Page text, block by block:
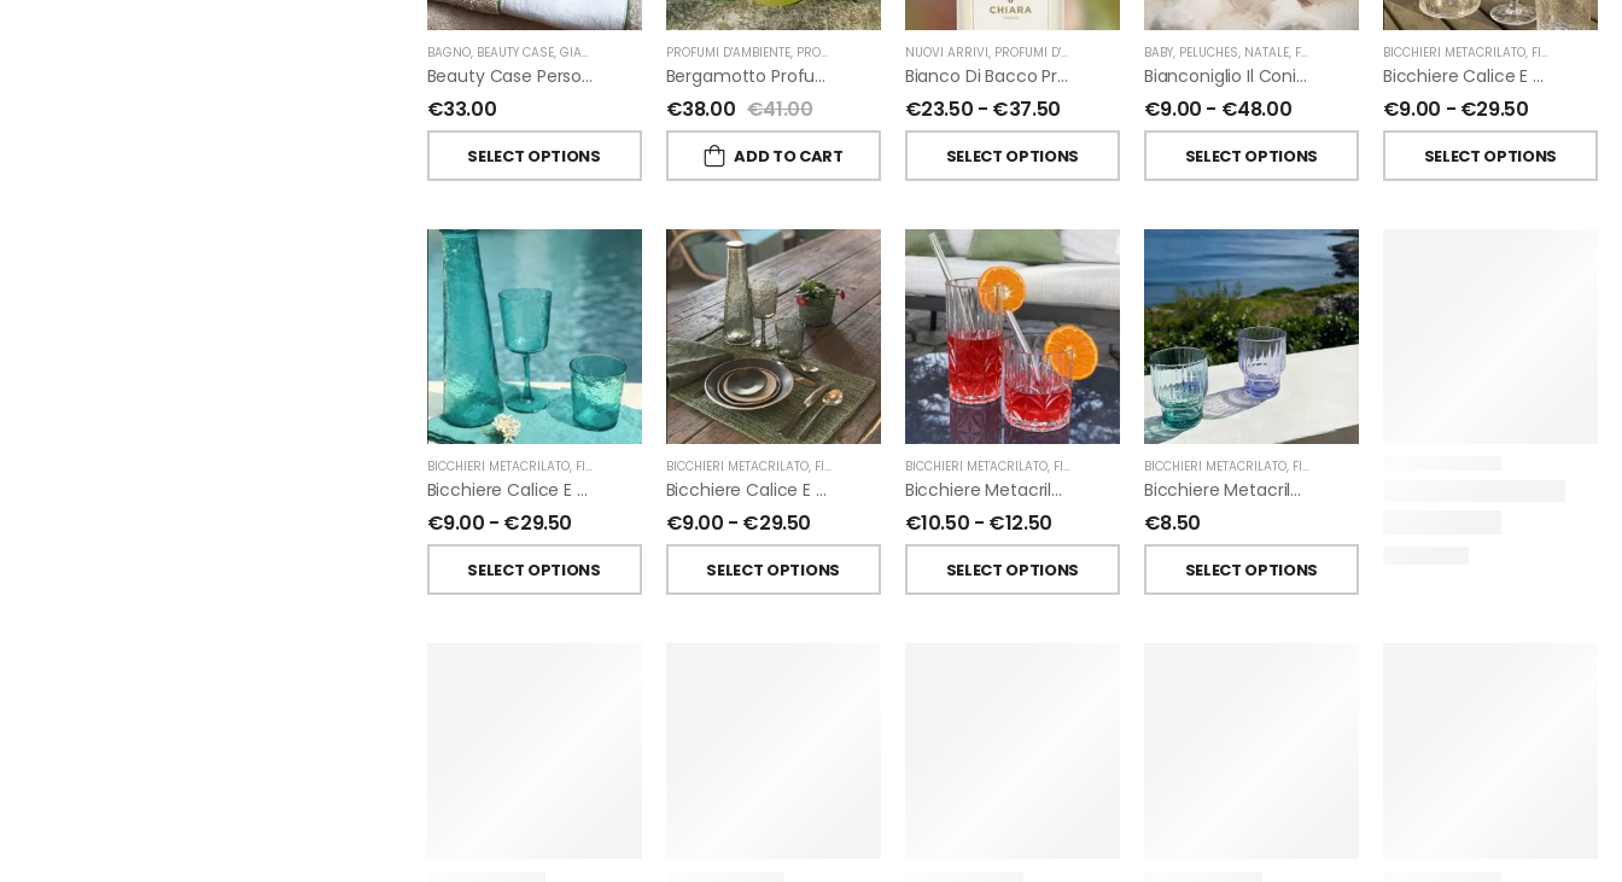
BAGNO, BEAUTY CASE, GIARDINO SEGRETO
Beauty Case Personalizzati In Lino Rigato Giardino Segreto
€33.00
SELECT OPTIONS
PROFUMI D'AMBIENTE, PROFUMI D'AMBIENTE FIORIRA' UN GIARDINO ,FIORIRA' UN GIARDINO
Bergamotto Profumo D’ambiente Di Fiorirà Un Giardino
€38.00 €41.00
ADD TO CART
NUOVI ARRIVI, PROFUMI D'AMBIENTE PROFUMATORI A BASTONCINI,CHIARA FIRENZE
Bianco Di Bacco Profumatori Per Ambiente A Bastoncini Di Chiara Firenze
€23.50 - €37.50
SELECT OPTIONS
BABY, PELUCHES, NATALE, FIORIRA' UN GIARDINO
Bianconiglio Il Coniglio Dalle Lunghe Orecchie H50 Cm Di Fiorirà Un Giardino
€9.00 - €48.00
SELECT OPTIONS
BICCHIERI METACRILATO, FIORIRA' UN GIARDINO
Bicchiere Calice E Bottiglia Metacrilati Effetto Martellato Trasparente Di Fiorirà Un Giardino
€9.00 - €29.50
SELECT OPTIONS
BICCHIERI METACRILATO, FIORIRA' UN GIARDINO
Bicchiere Calice E Bottiglia Metacrilati Effetto Martellato Turchese Di Fiorirà Un Giardino
€9.00 - €29.50
SELECT OPTIONS
BICCHIERI METACRILATO, FIORIRA' UN GIARDINO
Bicchiere Calice E Bottiglia Metacrilati Effetto Martellato Verde Di Fiorirà Un Giardino
€9.00 - €29.50
SELECT OPTIONS
BICCHIERI METACRILATO, FIORIRA' UN GIARDINO
Bicchiere Metacrilato Diamante Di Fiorirà Un Giardino
€10.50 - €12.50
SELECT OPTIONS
BICCHIERI METACRILATO, FIORIRA' UN GIARDINO
Bicchiere Metacrilato Righe Impilabile Di Fiorirà Un Giardino
€8.50
SELECT OPTIONS